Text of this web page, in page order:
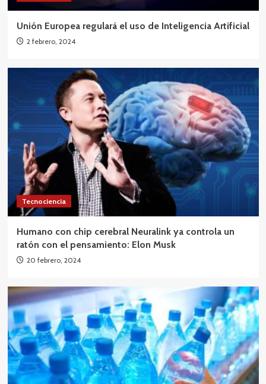
Unión Europea regulará el uso de Inteligencia Artificial
2 febrero, 2024
Tecnociencia
Humano con chip cerebral Neuralink ya controla un
ratón con el pensamiento: Elon Musk
20 febrero, 2024